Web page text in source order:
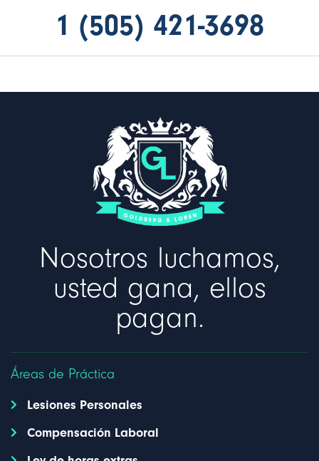
1 (505) 421-3698
Nosotros luchamos,
usted gana, ellos
pagan.
Áreas de Práctica
Lesiones Personales
Compensación Laboral